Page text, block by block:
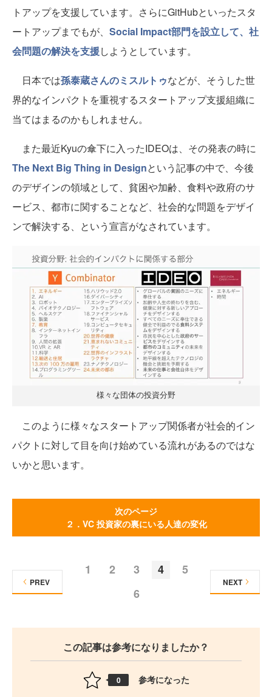
トアップを支援しています。さらにGitHubといったスタ
ートアップまでもが、 Social Impact部門を設立して、社
会問題の解決を支援しようとしています。
日本では孫泰蔵さんのミスルトゥなどが、そうした世
界的なインパクトを重視するスタートアップ支援組織に
当てはまるのかもしれません。
また最近Kyuの傘下に入ったIDEOは、その発表の時に
The Next Big Thing in Designという記事の中で、今後
のデザインの領域として、貧困や加齢、食料や政府のサ
ービス、都市に関することなど、社会的な問題をデザイ
ンで解決する、という宣言がなされています。
様々な団体の投資分野
このように様々なスタートアップ関係者が社会的イン
パクトに対して目を向け始めている流れがあるのではな
いかと思います。
次のページ
２．VC 投資家の裏にいる人達の変化
1 2 3 4
5
6
PREV NEXT
この記事は参考になりましたか？
0 参考になった